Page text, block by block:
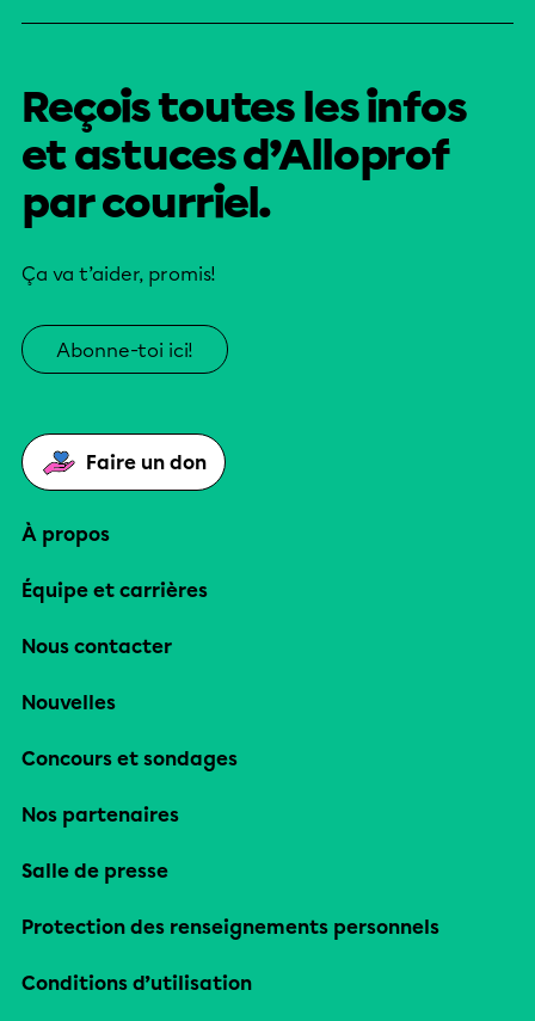
Reçois toutes les infos
et astuces d’Alloprof
par courriel.
Ça va t’aider, promis!
Abonne-toi ici!
Faire un don
À propos
Équipe et carrières
Nous contacter
Nouvelles
Concours et sondages
Nos partenaires
Salle de presse
Protection des renseignements personnels
Conditions d’utilisation